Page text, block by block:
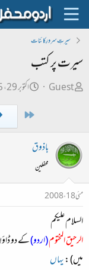
سیرتِ سرورِ کائنات
سیرت پر کتب
ص
ب
ل
ڑ
ی
Guest
ت
ر
ب
ا
اکتوبر 29، 2005
باذوق
محفلین
مئی 18، 2008
السلام علیکم
الرحیق المختوم(اردو)کے دو
میں) :یہاں